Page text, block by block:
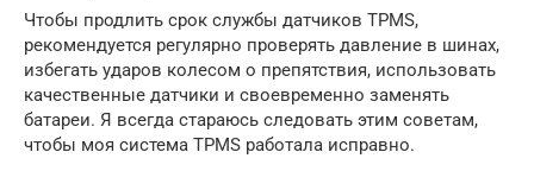
Чтобы продлить срок службы датчиков TPMS,
рекомендуется регулярно проверять давление в шинах,
избегать ударов колесом о препятствия, использовать
качественные датчики и своевременно заменять
батареи. Я всегда стараюсь следовать этим советам,
чтобы моя система TPMS работала исправно.